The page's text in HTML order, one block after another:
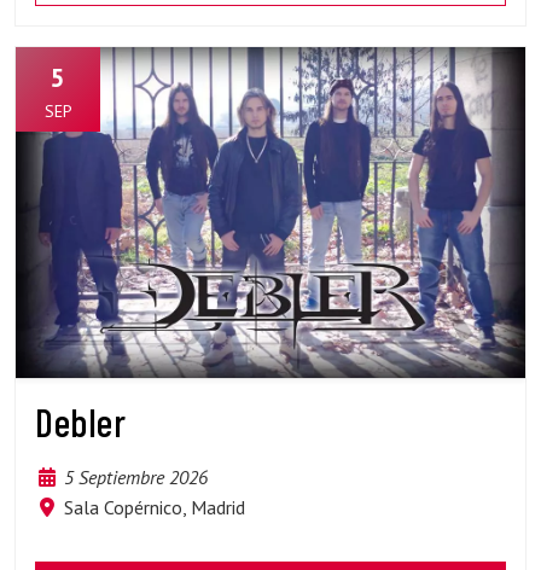
5
SEP
Debler
5 Septiembre 2026
Sala Copérnico, Madrid